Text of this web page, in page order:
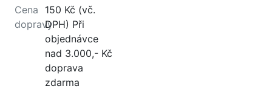
Cena
dopravy
150 Kč (vč.
DPH) Při
objednávce
nad 3.000,- Kč
doprava
zdarma